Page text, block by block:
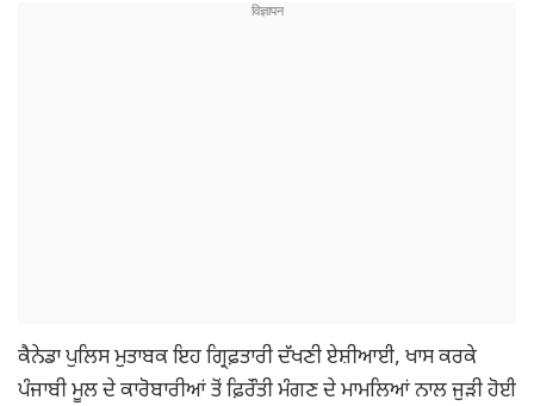
ਕੈਨੇਡਾ ਪੁਲਿਸ ਮੁਤਾਬਕ ਇਹ ਗ੍ਰਿਫ਼ਤਾਰੀ ਦੱਖਣੀ ਏਸ਼ੀਆਈ, ਖਾਸ ਕਰਕੇ
ਪੰਜਾਬੀ ਮੂਲ ਦੇ ਕਾਰੋਬਾਰੀਆਂ ਤੋਂ ਫ਼ਿਰੌਤੀ ਮੰਗਣ ਦੇ ਮਾਮਲਿਆਂ ਨਾਲ ਜੁੜੀ ਹੋਈ